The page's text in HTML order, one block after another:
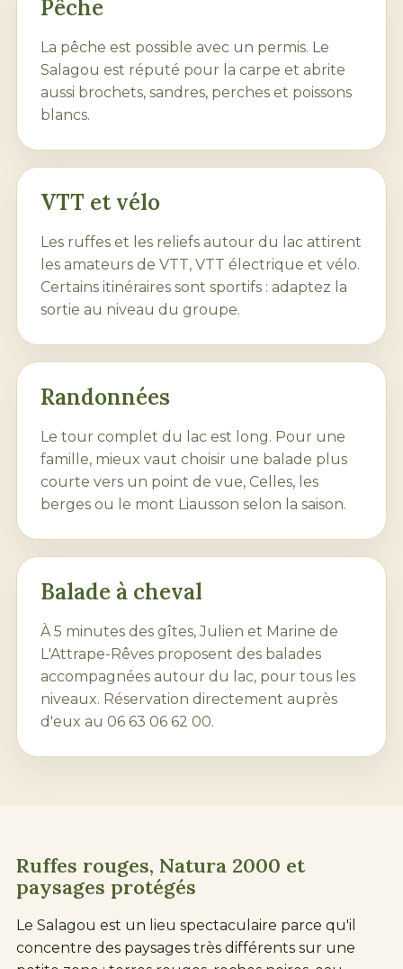
Pêche
La pêche est possible avec un permis. Le
Salagou est réputé pour la carpe et abrite
aussi brochets, sandres, perches et poissons
blancs.
VTT et vélo
Les ruffes et les reliefs autour du lac attirent
les amateurs de VTT, VTT électrique et vélo.
Certains itinéraires sont sportifs : adaptez la
sortie au niveau du groupe.
Randonnées
Le tour complet du lac est long. Pour une
famille, mieux vaut choisir une balade plus
courte vers un point de vue, Celles, les
berges ou le mont Liausson selon la saison.
Balade à cheval
À 5 minutes des gîtes, Julien et Marine de
L'Attrape-Rêves proposent des balades
accompagnées autour du lac, pour tous les
niveaux. Réservation directement auprès
d'eux au 06 63 06 62 00.
Ruffes rouges, Natura 2000 et
paysages protégés
Le Salagou est un lieu spectaculaire parce qu'il
concentre des paysages très différents sur une